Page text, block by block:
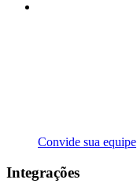
Convide sua equipe
Integrações